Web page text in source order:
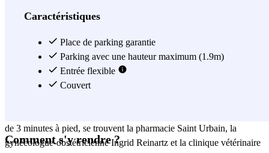
commodités telles que l'EHPAD les Mélèzes, le Collège Louise-
minutes à pied. Pour ceux qui souhaitent faire des courses, il y a
plusieurs options à proximité comme les boulangeries Matter et
Kandel, le Carrefour City de Rathsamhausen, et le MicroMarket,
ainsi que le restaurant À l’Ange pour profiter d'un bon repas. En
de 3 minutes à pied, se trouvent la pharmacie Saint Urbain, la
gynécologue-obstétricienne Ingrid Reinartz et la clinique vétérinaire
Caractéristiques
Place de parking garantie
Parking avec une hauteur maximum (1.9m)
Entrée flexible
Couvert
Comment s'y rendre ?